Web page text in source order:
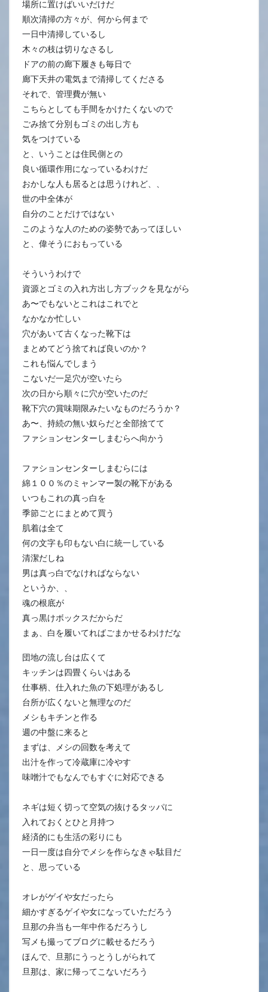
場所に置けばいいだけだ
順次清掃の方々が、何から何まで
一日中清掃しているし
木々の枝は切りなさるし
ドアの前の廊下履きも毎日で
廊下天井の電気まで清掃してくださる
それで、管理費が無い
こちらとしても手間をかけたくないので
ごみ捨て分別もゴミの出し方も
気をつけている
と、いうことは住民側との
良い循環作用になっているわけだ
おかしな人も居るとは思うけれど、、
世の中全体が
自分のことだけではない
このような人のための姿勢であってほしい
と、偉そうにおもっている
そういうわけで
資源とゴミの入れ方出し方ブックを見ながら
あ〜でもないとこれはこれでと
なかなか忙しい
穴があいて古くなった靴下は
まとめてどう捨てれば良いのか？
これも悩んでしまう
こないだ一足穴が空いたら
次の日から順々に穴が空いたのだ
靴下穴の賞味期限みたいなものだろうか？
あ〜、持続の無い奴らだと全部捨てて
ファションセンターしまむらへ向かう
ファションセンターしまむらには
綿１００％のミャンマー製の靴下がある
いつもこれの真っ白を
季節ごとにまとめて買う
肌着は全て
何の文字も印もない白に統一している
清潔だしね
男は真っ白でなければならない
というか、、
魂の根底が
真っ黒けボックスだからだ
まぁ、白を履いてればごまかせるわけだな
団地の流し台は広くて
キッチンは四畳くらいはある
仕事柄、仕入れた魚の下処理があるし
台所が広くないと無理なのだ
メシもキチンと作る
週の中盤に来ると
まずは、メシの回数を考えて
出汁を作って冷蔵庫に冷やす
味噌汁でもなんでもすぐに対応できる
ネギは短く切って空気の抜けるタッパに
入れておくとひと月持つ
経済的にも生活の彩りにも
一日一度は自分でメシを作らなきゃ駄目だ
と、思っている
オレがゲイや女だったら
細かすぎるゲイや女になっていただろう
旦那の弁当も一年中作るだろうし
写メも撮ってブログに載せるだろう
ほんで、旦那にうっとうしがられて
旦那は、家に帰ってこないだろう